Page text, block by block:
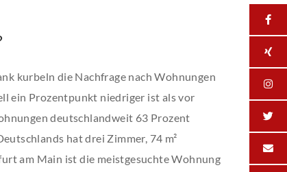
kurbeln die Nachfrage nach Wohnungen
ein Prozentpunkt niedriger ist als vor
deutschlandweit 63 Prozent
hat drei Zimmer, 74 m²
am Main ist die meistgesuchte Wohnung